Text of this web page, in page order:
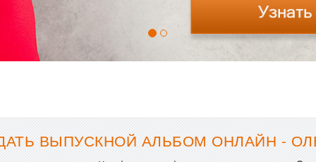
ВЫПУСКНОЙ АЛЬБОМ ОНЛАЙН -